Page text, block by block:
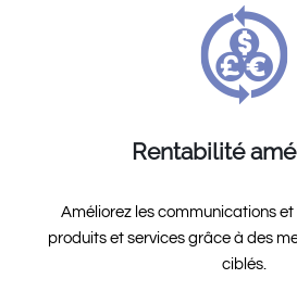
Rentabilité
Améliorez les communications
produits et services grâce à des
ciblés.